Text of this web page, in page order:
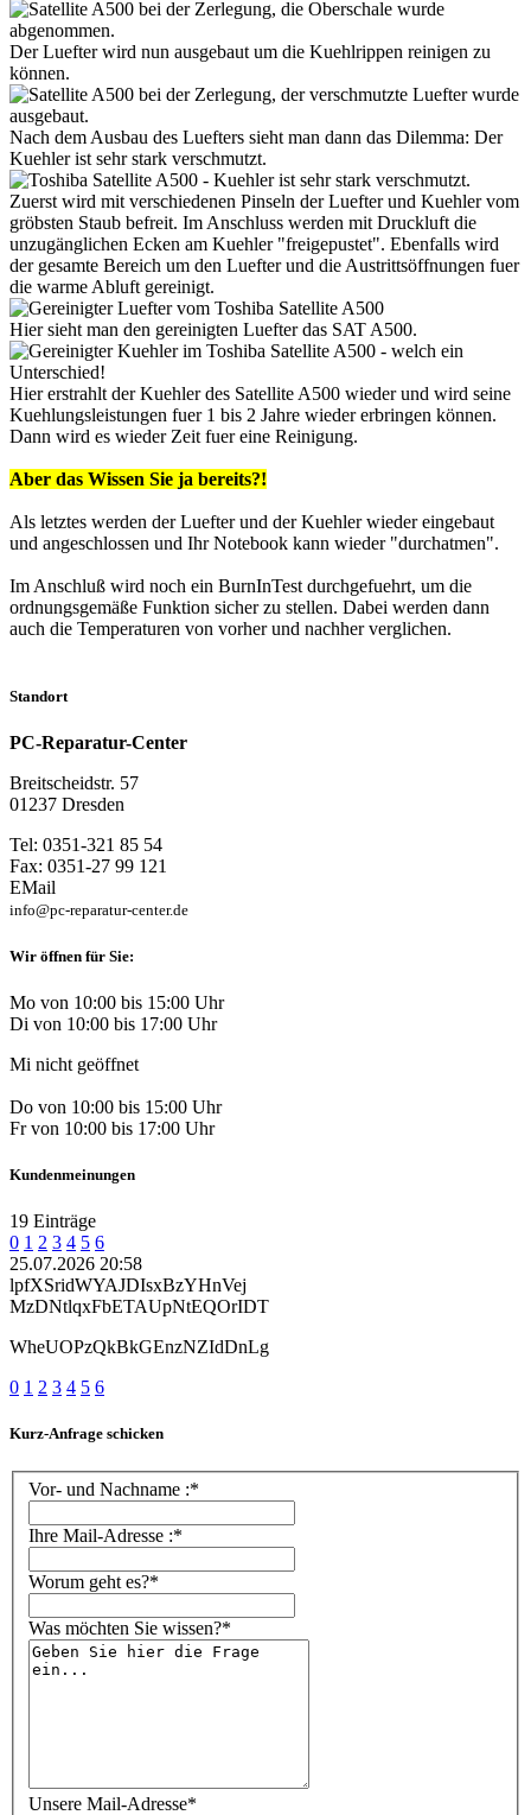
Der Luefter wird nun ausgebaut um die Kuehlrippen reinigen zu
können.
Nach dem Ausbau des Luefters sieht man dann das Dilemma: Der
Kuehler ist sehr stark verschmutzt.
Zuerst wird mit verschiedenen Pinseln der Luefter und Kuehler vom
gröbsten Staub befreit. Im Anschluss werden mit Druckluft die
unzugänglichen Ecken am Kuehler "freigepustet". Ebenfalls wird
der gesamte Bereich um den Luefter und die Austrittsöffnungen fuer
die warme Abluft gereinigt.
Hier sieht man den gereinigten Luefter das SAT A500.
Hier erstrahlt der Kuehler des Satellite A500 wieder und wird seine
Kuehlungsleistungen fuer 1 bis 2 Jahre wieder erbringen können.
Dann wird es wieder Zeit fuer eine Reinigung.
Aber das Wissen Sie ja bereits?!
Als letztes werden der Luefter und der Kuehler wieder eingebaut
und angeschlossen und Ihr Notebook kann wieder "durchatmen".
Im Anschluß wird noch ein BurnInTest durchgefuehrt, um die
ordnungsgemäße Funktion sicher zu stellen. Dabei werden dann
auch die Temperaturen von vorher und nachher verglichen.
Standort
PC-Reparatur-Center
Breitscheidstr. 57
01237 Dresden
Tel: 0351-321 85 54
Fax: 0351-27 99 121
EMail
info@pc-reparatur-center.de
Wir öffnen für Sie:
Mo von 10:00 bis 15:00 Uhr
Di von 10:00 bis 17:00 Uhr
Mi nicht geöffnet
Do von 10:00 bis 15:00 Uhr
Fr von 10:00 bis 17:00 Uhr
Kundenmeinungen
19 Einträge
0 1 2 3 4 5 6
25.07.2026 20:58
lpfXSridWYAJDIsxBzYHnVej
MzDNtlqxFbETAUpNtEQOrIDT
WheUOPzQkBkGEnzNZIdDnLg
0 1 2 3 4 5 6
Kurz-Anfrage schicken
Vor- und Nachname :*
Ihre Mail-Adresse :*
Worum geht es?*
Was möchten Sie wissen?*
Unsere Mail-Adresse*